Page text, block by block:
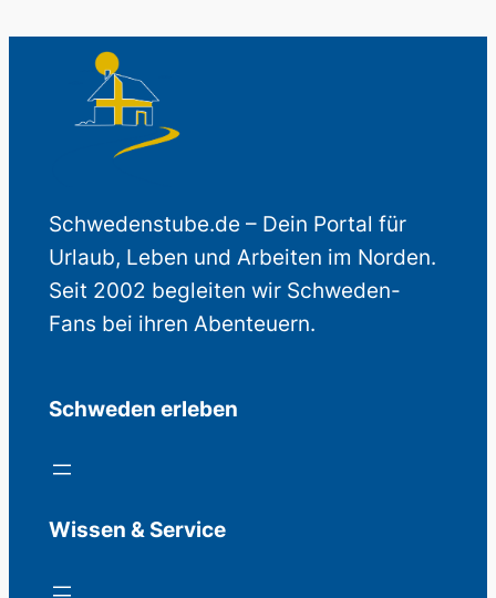
Schwedenstube.de – Dein Portal für
Urlaub, Leben und Arbeiten im Norden.
Seit 2002 begleiten wir Schweden-
Fans bei ihren Abenteuern.
Schweden erleben
Wissen & Service